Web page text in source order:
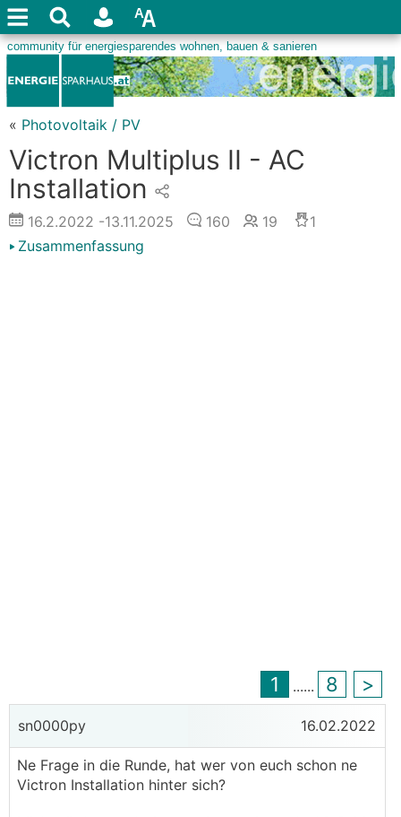
« Photovoltaik / PV
Victron Multiplus II - AC
Installation
16.2.2022 -13.11.2025 160 19
1
Zusammenfassung
1 ...... 8 >
sn0000py 16.02.2022
Ne Frage in die Runde, hat wer von euch schon ne
Victron Installation hinter sich?